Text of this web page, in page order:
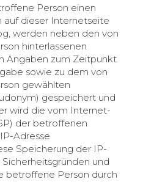
Person einen
auf dieser Internetseite
werden neben den von
hinterlassenen
Angaben zum Zeitpunkt
sowie zu dem von
gewählten
gespeichert und
wird die vom Internet-
der betroffenen
Adresse
Speicherung der IP-
und
betroffene Person durch